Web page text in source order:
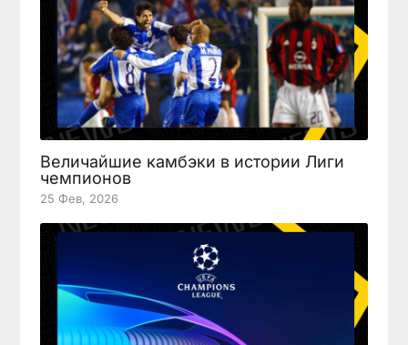
Величайшие камбэки в истории Лиги
чемпионов
25 Фев, 2026